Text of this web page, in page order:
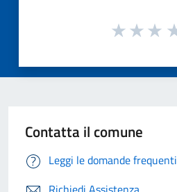
Contatta il comune
Leggi le domande frequenti